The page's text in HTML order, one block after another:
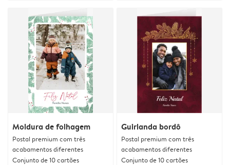
Moldura de folhagem
Postal premium com três
acabamentos diferentes
Conjunto de 10 cartões
Guirlanda bordô
Postal premium com três
acabamentos diferentes
Conjunto de 10 cartões